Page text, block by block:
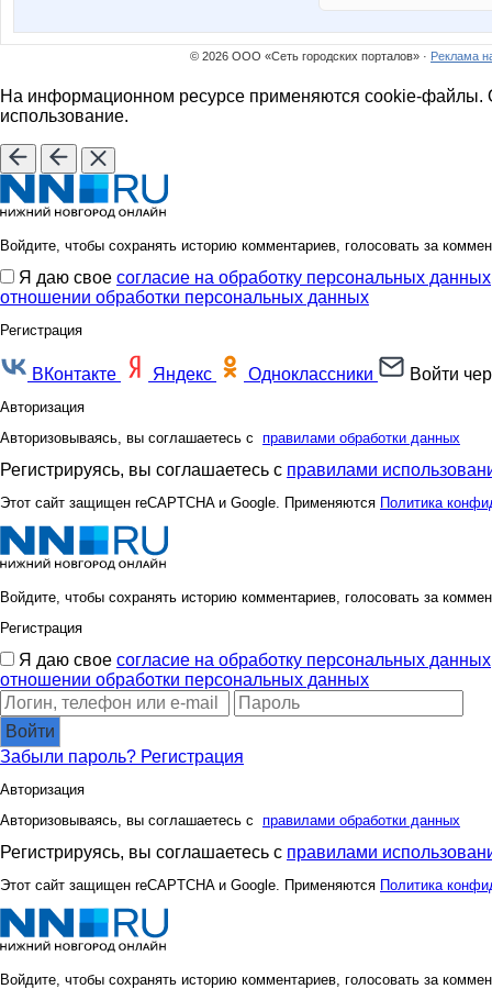
© 2026 ООО «Сеть городских порталов» · Реклама
На информационном ресурсе применяются cookie-файлы.
использование.
Войдите, чтобы сохранять историю комментариев, голосовать за
Я даю свое согласие на обработку персональных данных
отношении обработки персональных данных
Регистрация
ВКонтакте Яндекс Одноклассники Войти
Авторизация
Авторизовываясь, вы соглашаетесь с правилами обработки данных
Регистрируясь, вы соглашаетесь с правилами
Этот сайт защищен reCAPTCHA и Google. Применяются Политика
Войдите, чтобы сохранять историю комментариев, голосовать за
Регистрация
Я даю свое согласие на обработку персональных данных
отношении обработки персональных данных
Войти
Забыли пароль? Регистрация
Авторизация
Авторизовываясь, вы соглашаетесь с правилами обработки данных
Регистрируясь, вы соглашаетесь с правилами
Этот сайт защищен reCAPTCHA и Google. Применяются Политика
Войдите, чтобы сохранять историю комментариев, голосовать за